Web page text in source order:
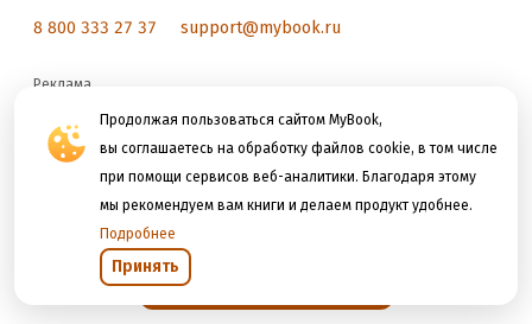
Продолжая пользоваться сайтом MyBook,
вы соглашаетесь на обработку файлов cookie, в том числе
при помощи сервисов веб-аналитики. Благодаря этому
мы рекомендуем вам книги и делаем продукт удобнее.
Подробнее
Принять
8 800 333 27 37 support@mybook.ru
Реклама
reklama@litres.ru
Мы принимаем к оплате
Открыть в приложении